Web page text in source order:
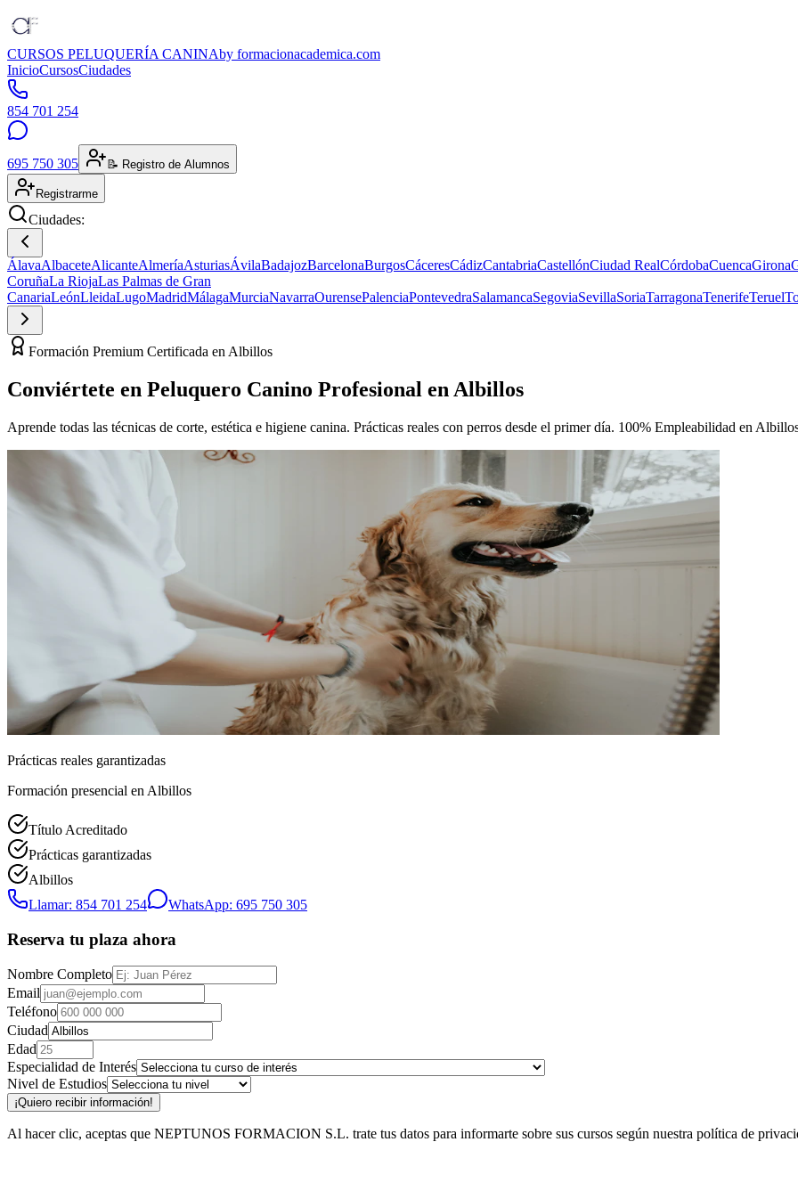
CURSOS PELUQUERÍA CANINAby formacionacademica.com
InicioCursosCiudades
854 701 254
695 750 305 📝 Registro de Alumnos
Registrarme
Ciudades:
ÁlavaAlbaceteAlicanteAlmeríaAsturiasÁvilaBadajozBarcelonaBurgosCáceresCádizCantabriaCastellónCiudad RealCórdobaCuencaGirona
CoruñaLa RiojaLas Palmas de Gran
CanariaLeónLleidaLugoMadridMálagaMurciaNavarraOurensePalenciaPontevedraSalamancaSegoviaSevillaSoriaTarragonaTenerifeTeruel
Formación Premium Certificada en Albillos
Conviértete en Peluquero Canino Profesional en Albillos
Aprende todas las técnicas de corte, estética e higiene canina. Prácticas reales con perros desde el primer día. 100% Empleabilidad en
Prácticas reales garantizadas
Formación presencial en Albillos
Título Acreditado
Prácticas garantizadas
Albillos
Llamar: 854 701 254
WhatsApp: 695 750 305
Reserva tu plaza ahora
Nombre Completo
Email
Teléfono
Ciudad
Edad
Especialidad de Interés
Nivel de Estudios
¡Quiero recibir información!
Al hacer clic, aceptas que NEPTUNOS FORMACION S.L. trate tus datos para informarte sobre sus cursos según nuestra política de